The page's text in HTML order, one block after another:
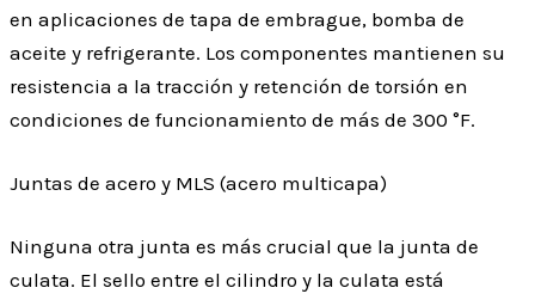
en aplicaciones de tapa de embrague, bomba de
aceite y refrigerante. Los componentes mantienen su
resistencia a la tracción y retención de torsión en
condiciones de funcionamiento de más de 300 °F.
Juntas de acero y MLS (acero multicapa)
Ninguna otra junta es más crucial que la junta de
culata. El sello entre el cilindro y la culata está